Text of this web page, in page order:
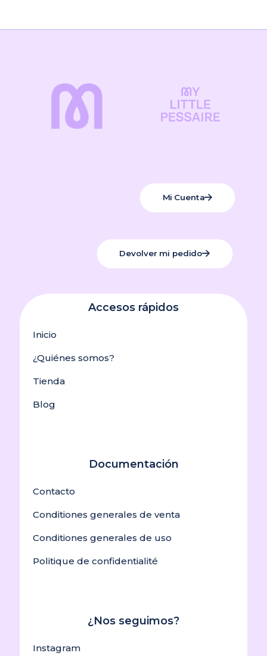
Mi Cuenta
Devolver mi pedido
Accesos rápidos
Inicio
¿Quiénes somos?
Tienda
Blog
Documentación
Contacto
Conditiones generales de venta
Conditiones generales de uso
Politique de confidentialité
¿Nos seguimos?
Instagram